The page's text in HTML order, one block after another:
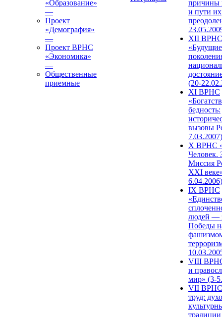
«Образование»
—
Проект
«Демография»
—
Проект ВРНС
«Экономика»
—
Общественные
приемные
причины
и пути их
XII ВРНС
«Будущие
(20-
XI ВРНС
бедность:
вызовы
7.03.2007)
X ВРНС
Человек.
Миссия
XXI
6.04.2006)
IX ВРНС
людей —
Победы
VIII
и
мир» (3-
VII ВРНС
труд: